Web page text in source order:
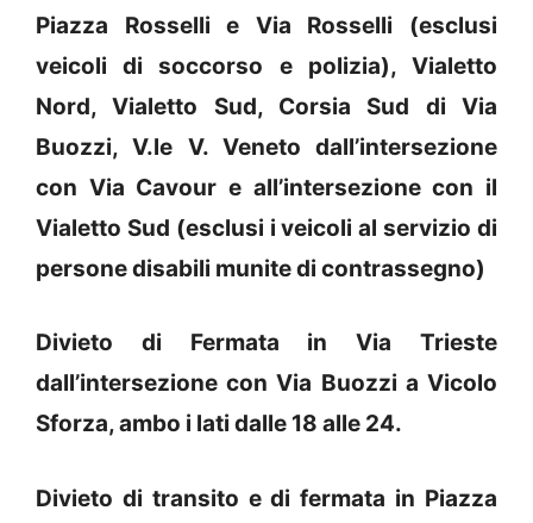
Piazza Rosselli e Via Rosselli (esclusi
veicoli di soccorso e polizia), Vialetto
Nord, Vialetto Sud, Corsia Sud di Via
Buozzi, V.le V. Veneto dall’intersezione
con Via Cavour e all’intersezione con il
Vialetto Sud (esclusi i veicoli al servizio di
persone disabili munite di contrassegno)
Divieto di Fermata in Via Trieste
dall’intersezione con Via Buozzi a Vicolo
Sforza, ambo i lati dalle 18 alle 24.
Divieto di transito e di fermata in Piazza